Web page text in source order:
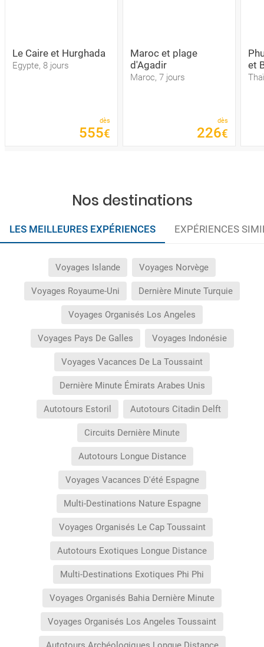
Le Caire et Hurghada
Egypte, 8 jours
dès
555€
Maroc et plage
d'Agadir
Maroc, 7 jours
dès
226€
et
Nos destinations
LES MEILLEURES EXPÉRIENCES EXPÉRIENCES
Voyages Islande Voyages Norvège
Voyages Royaume-Uni Dernière Minute Turquie
Voyages Organisés Los Angeles
Voyages Pays De Galles Voyages Indonésie
Voyages Vacances De La Toussaint
Dernière Minute Émirats Arabes Unis
Autotours Estoril Autotours Citadin Delft
Circuits Dernière Minute
Autotours Longue Distance
Voyages Vacances D'été Espagne
Multi-Destinations Nature Espagne
Voyages Organisés Le Cap Toussaint
Autotours Exotiques Longue Distance
Multi-Destinations Exotiques Phi Phi
Voyages Organisés Bahia Dernière Minute
Voyages Organisés Los Angeles Toussaint